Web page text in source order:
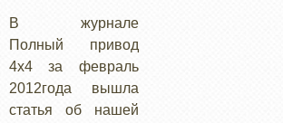
В журнале
Полный привод
4х4 за февраль
2012года вышла
статья об нашей